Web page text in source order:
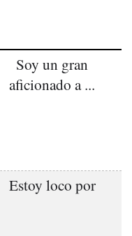
Soy un gran
aficionado a ...
Estoy loco por